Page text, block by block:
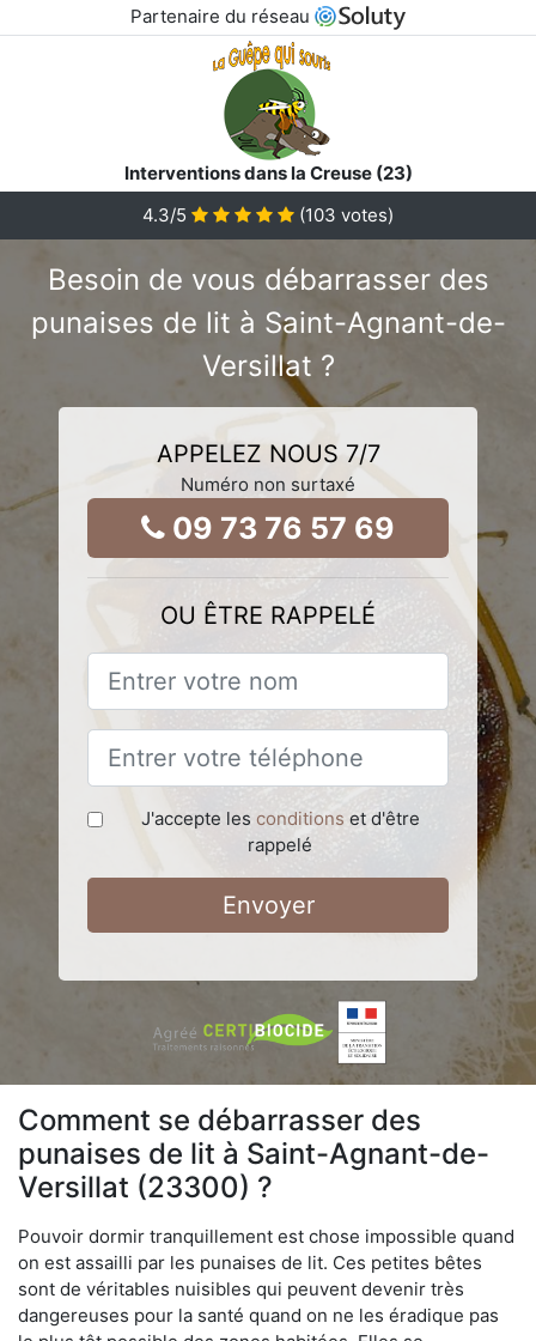
Partenaire du réseau
Interventions dans la Creuse (23)
4.3/5 (103 votes)
Besoin de vous débarrasser des
punaises de lit à Saint-Agnant-de-
Versillat ?
APPELEZ NOUS 7/7
Numéro non surtaxé
09 73 76 57 69
OU ÊTRE RAPPELÉ
J'accepte les conditions et d'être
rappelé
Envoyer
Comment se débarrasser des
punaises de lit à Saint-Agnant-de-
Versillat (23300) ?
Pouvoir dormir tranquillement est chose impossible quand
on est assailli par les punaises de lit. Ces petites bêtes
sont de véritables nuisibles qui peuvent devenir très
dangereuses pour la santé quand on ne les éradique pas